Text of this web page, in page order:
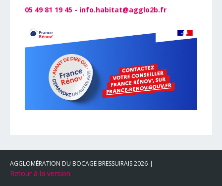
05 49 81 19 45 - info.habitat@agglo2b.fr
AGGLOMÉRATION DU BOCAGE BRESSUIRAIS2026
Retour à la version